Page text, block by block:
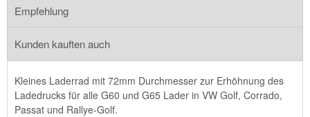
Empfehlung
Kunden kauften auch
Kleines Laderrad mit 72mm Durchmesser zur Erhöhnung des
Ladedrucks für alle G60 und G65 Lader in VW Golf, Corrado,
Passat und Rallye-Golf.